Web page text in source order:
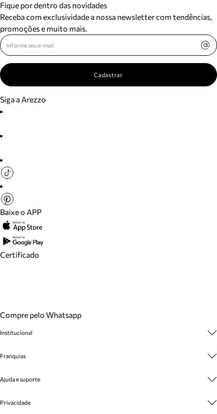
Fique por dentro das novidades
Receba com exclusividade a nossa newsletter com tendências,
promoções e muito mais.
Cadastrar
Siga a Arezzo
Baixe o APP
Certificado
Compre pelo Whatsapp
Institucional
Cashback
Venda Corporativa
Mapa do Site
Franquias
Plano de Negócio
Ajuda e suporte
Cadastro
Privacidade